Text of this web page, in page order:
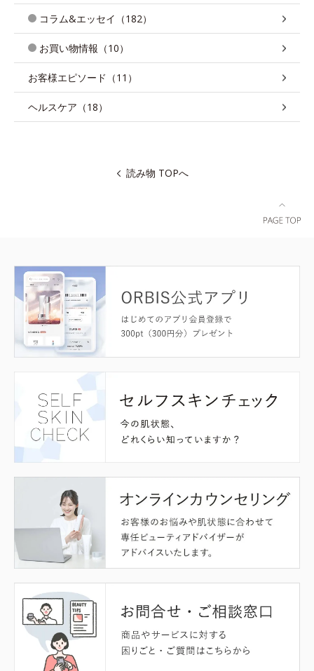
コラム&エッセイ（182）
お買い物情報（10）
お客様エピソード（11）
ヘルスケア（18）
読み物 TOPへ